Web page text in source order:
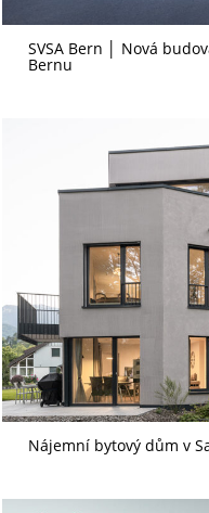
SVSA Bern │ Nová
Bernu
Nájemní bytový dům v